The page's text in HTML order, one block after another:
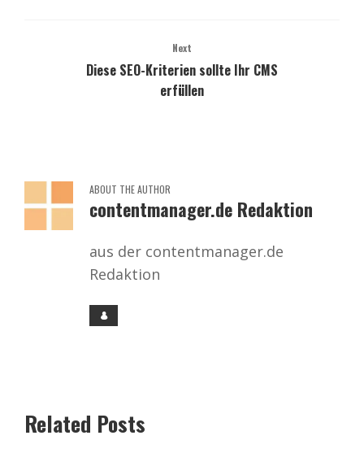
Next
Diese SEO-Kriterien sollte Ihr CMS
erfüllen
ABOUT THE AUTHOR
contentmanager.de Redaktion
aus der contentmanager.de
Redaktion
Related Posts